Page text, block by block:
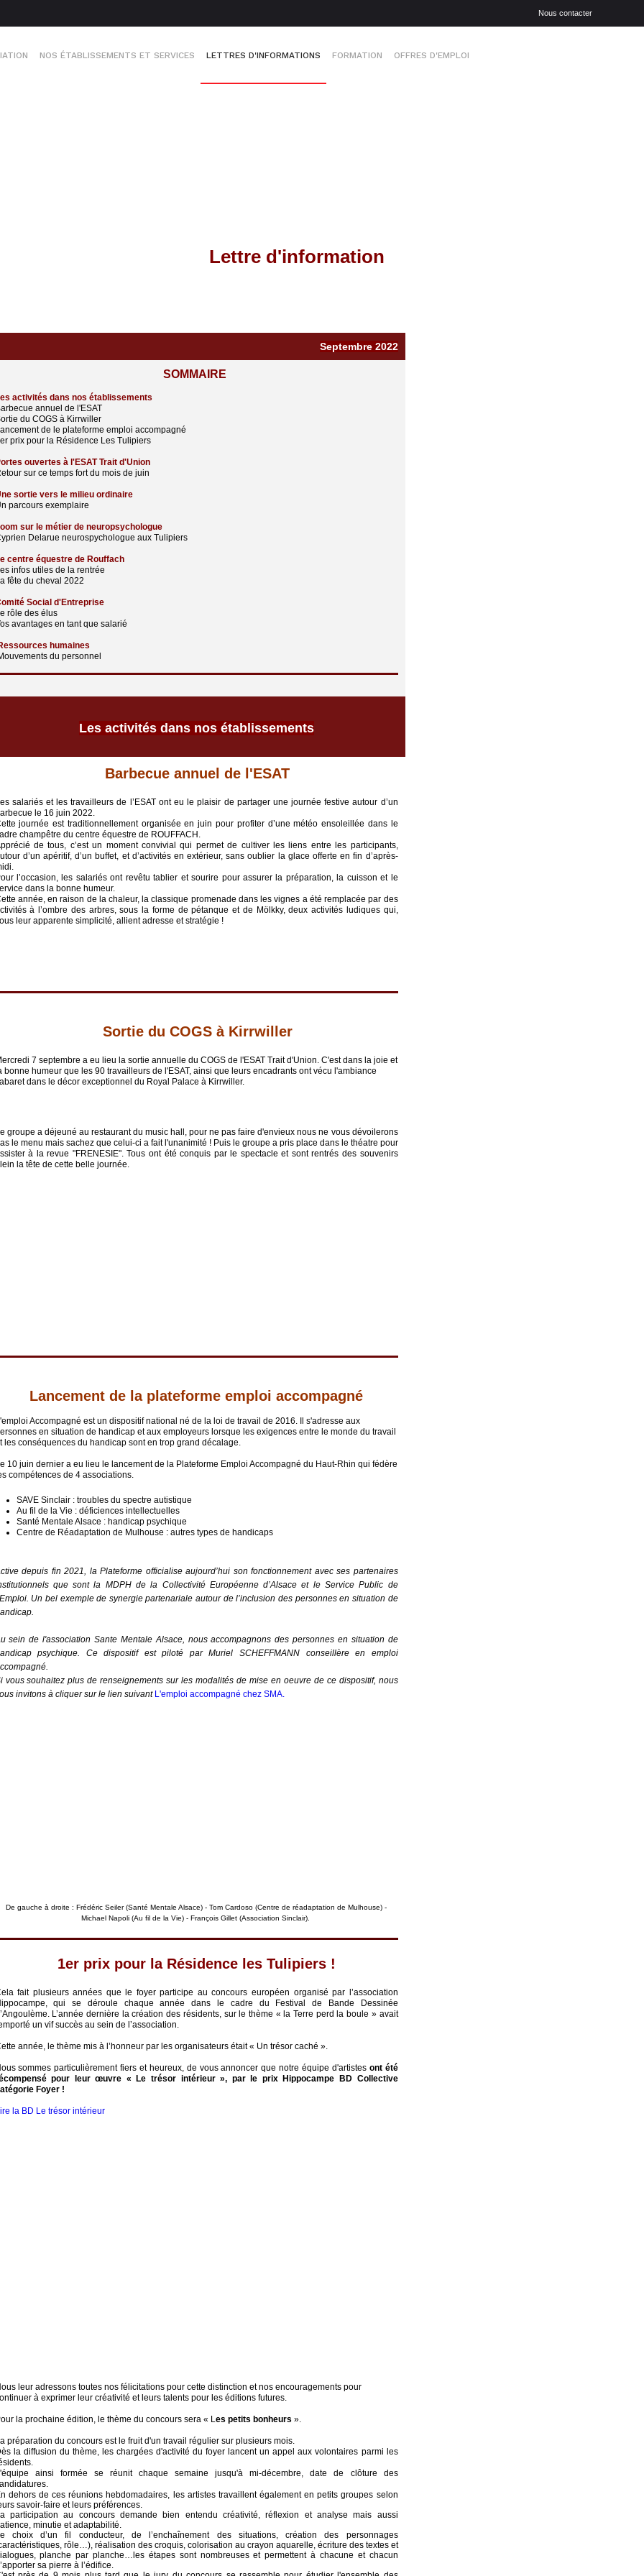
Nous contacter
NOS ÉTABLISSEMENTS ET SERVICES LETTRES D'INFORMATIONS FORMATION OFFRES D'EMPLOI
Lettre d'information
Septembre 2022
SOMMAIRE
activités dans nos établissements
annuel de l'ESAT
du COGS à Kirrwiller
de le plateforme emploi accompagné
prix pour la Résidence Les Tulipiers
ouvertes à l'ESAT Trait d'Union
sur ce temps fort du mois de juin
sortie vers le milieu ordinaire
parcours exemplaire
sur le métier de neuropsychologue
Delarue neurospychologue aux Tulipiers
centre équestre de Rouffach
infos utiles de la rentrée
fête du cheval 2022
Social d'Entreprise
rôle des élus
avantages en tant que salarié
humaines
du personnel
Les activités dans nos établissements
Barbecue annuel de l'ESAT
salariés et les travailleurs de l’ESAT ont eu le plaisir de partager une journée festive autour d’un
le 16 juin 2022.
journée est traditionnellement organisée en juin pour profiter d’une météo ensoleillée dans le
champêtre du centre équestre de ROUFFACH.
de tous, c’est un moment convivial qui permet de cultiver les liens entre les participants,
d’un apéritif, d’un buffet, et d’activités en extérieur, sans oublier la glace offerte en fin d’après-
l’occasion, les salariés ont revêtu tablier et sourire pour assurer la préparation, la cuisson et le
dans la bonne humeur.
année, en raison de la chaleur, la classique promenade dans les vignes a été remplacée par des
à l’ombre des arbres, sous la forme de pétanque et de Mölkky, deux activités ludiques qui,
leur apparente simplicité, allient adresse et stratégie !
Sortie du COGS à Kirrwiller
7 septembre a eu lieu la sortie annuelle du COGS de l'ESAT Trait d'Union. C'est dans la joie et
bonne humeur que les 90 travailleurs de l'ESAT, ainsi que leurs encadrants ont vécu l'ambiance
dans le décor exceptionnel du Royal Palace à Kirrwiller.
groupe a déjeuné au restaurant du music hall, pour ne pas faire d'envieux nous ne vous dévoilerons
le menu mais sachez que celui-ci a fait l'unanimité ! Puis le groupe a pris place dans le théatre pour
à la revue "FRENESIE". Tous ont été conquis par le spectacle et sont rentrés des souvenirs
la tête de cette belle journée.
Lancement de la plateforme emploi accompagné
Accompagné est un dispositif national né de la loi de travail de 2016. Il s'adresse aux
en situation de handicap et aux employeurs lorsque les exigences entre le monde du travail
les conséquences du handicap sont en trop grand décalage.
10 juin dernier a eu lieu le lancement de l a Plateforme Emploi Accompagné du Haut-Rhin qui fédère
compétences de 4 associations.
SAVE Sinclair : troubles du spectre autistique
Au fil de la Vie : déficiences intellectuelles
Santé Mentale Alsace : handicap psychique
Centre de Réadaptation de Mulhouse : autres types de handicaps
depuis fin 2021, la Plateforme officialise aujourd’hui son fonctionnement avec ses partenaires
que sont la MDPH de la Collectivité Européenne d’Alsace et le Service Public de
Un bel exemple de synergie partenariale autour de l’inclusion des personnes en situation de
sein de l'association Sante Mentale Alsace, nous accompagnons des personnes en situation de
psychique. Ce dispositif est piloté par Muriel SCHEFFMANN conseillère en emploi
vous souhaitez plus de renseignements sur les modalités de mise en oeuvre de ce dispositif, nous
invitons à cliquer sur le lien suivant L'emploi accompagné chez SMA.
‍De gauche à droite : Frédéric Seiler (Santé Mentale Alsace) - Tom Cardoso (Centre de réadaptation de Mulhouse) -
Michael Napoli (Au fil de la Vie) - François Gillet (Association Sinclair).
1‍er prix pour la Résidence les Tulipiers !
fait plusieurs années que le foyer participe au concours européen organisé par l’association
qui se déroule chaque année dans le cadre du Festival de Bande Dessinée
L’année dernière la création des résidents, sur le thème « la Terre perd la boule » avait
un vif succès au sein de l’association.
année, le thème mis à l’honneur par les organisateurs était « Un trésor caché ».
sommes particulièrement fiers et heureux, de vous annoncer que notre équipe d'artistes ont été
pour leur œuvre « Le trésor intérieur », par le prix Hippocampe BD Collective
Foyer !
la BD Le trésor intérieur
leur adressons toutes nos félicitations pour cette distinction et nos encouragements pour
à exprimer leur créativité et leurs talents pour les éditions futures.
la prochaine édition, le thème du concours sera « Les petits bonheurs ».
préparation du concours est le fruit d'un travail régulier sur plusieurs mois.
la diffusion du thème, les chargées d'activité du foyer lancent un appel aux volontaires parmi les
ainsi formée se réunit chaque semaine jusqu'à mi-décembre, date de clôture des
dehors de ces réunions hebdomadaires, les artistes travaillent également en petits groupes selon
savoir-faire et leurs préférences.
participation au concours demande bien entendu créativité, réflexion et analyse mais aussi
minutie et adaptabilité.
choix d’un fil conducteur, de l’enchaînement des situations, création des personnages
rôle…), réalisation des croquis, colorisation au crayon aquarelle, écriture des textes et
planche par planche…les étapes sont nombreuses et permettent à chacune et chacun
sa pierre à l’édifice.